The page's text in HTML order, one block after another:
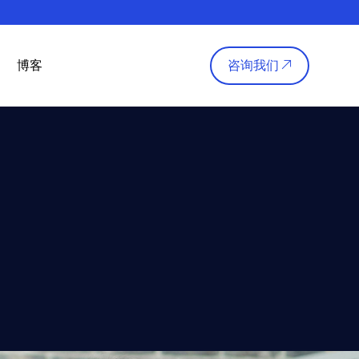
博客 咨询我们